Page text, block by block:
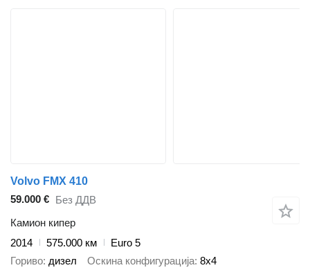
Volvo FMX 410
59.000 € Без ДДВ
Камион кипер
2014
575.000 км
Euro 5
Гориво дизел Оскина конфигурација 8x4